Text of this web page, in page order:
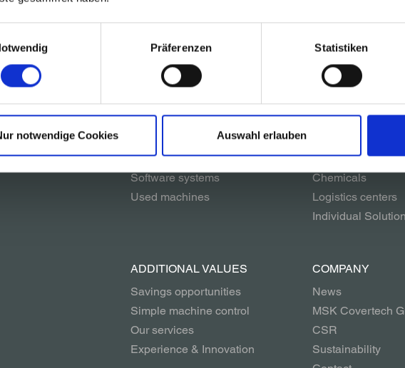
Präferenzen Statistiken
notwendige Cookies Auswahl erlauben
USA
Packaging systems
Palletizing systems
Conveyor systems
Unwrapping systems
Complete systems
Software systems
Used machines
Glass
Beverages
Building materials
Household
Chemicals
Logistics centers
Individual
ADDITIONAL VALUES
Savings opportunities
Simple machine control
Our services
Experience & Innovation
COMPANY
News
MSK Covertech
CSR
Sustainability